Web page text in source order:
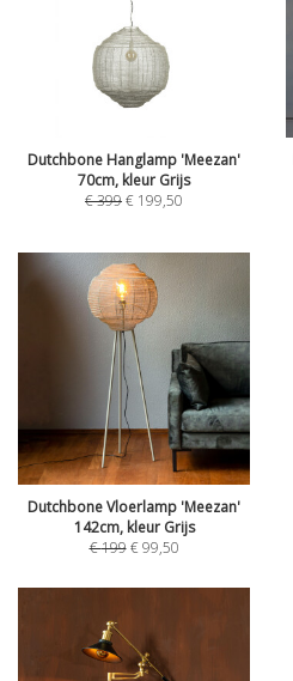
Dutchbone Hanglamp 'Meezan'
70cm, kleur Grijs
€399€ 199,50
Dutchbone Vloerlamp 'Meezan'
142cm, kleur Grijs
€199 €99,50